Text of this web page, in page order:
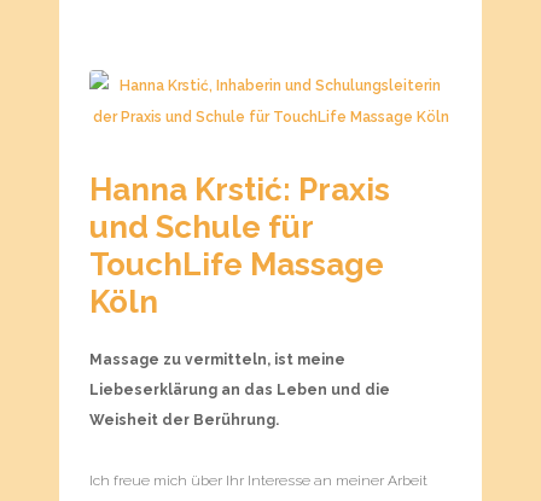
Hanna Krstić: Praxis
und Schule für
TouchLife Massage
Köln
Massage zu vermitteln, ist meine
Liebeserklärung an das Leben und die
Weisheit der Berührung.
Ich freue mich über Ihr Interesse an meiner Arbeit